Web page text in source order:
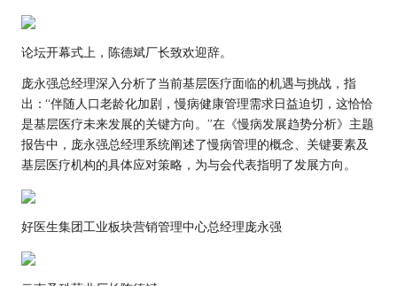
论坛开幕式上，陈德斌厂长致欢迎辞。
庞永强总经理深入分析了当前基层医疗面临的机遇与挑战，指
出：“伴随人口老龄化加剧，慢病健康管理需求日益迫切，这恰恰
是基层医疗未来发展的关键方向。”在《慢病发展趋势分析》主题
报告中，庞永强总经理系统阐述了慢病管理的概念、关键要素及
基层医疗机构的具体应对策略，为与会代表指明了发展方向。
好医生集团工业板块营销管理中心总经理庞永强